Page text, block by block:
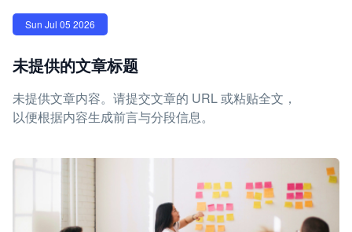
Sun Jul 05 2026
未提供的文章标题
未提供文章内容。请提交文章的 URL 或粘贴全文，
以便根据内容生成前言与分段信息。